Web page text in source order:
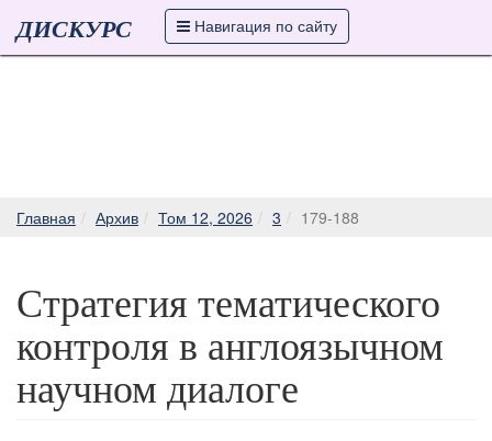
ДИСКУРС Навигация по сайту
Главная Архив Том 12, 2026 3 179-188
Стратегия тематического
контроля в англоязычном
научном диалоге